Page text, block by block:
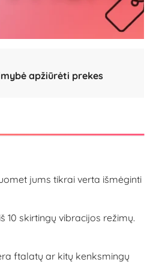
apžiūrėti prekes
jums tikrai verta išmėginti
skirtingų vibracijos režimų.
ftalatų ar kitų kenksmingų